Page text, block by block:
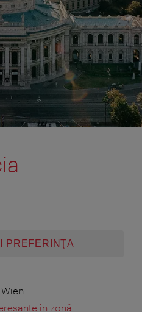
PREFERINŢA
în zonă